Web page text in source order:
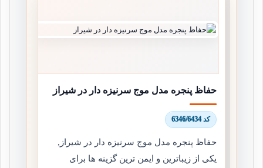
حفاظ پنجره مدل موج سرنیزه دار در شیراز
کد 6346/6434
حفاظ پنجره مدل موج سرنیزه دار در شیراز,
یکی از زیباترین و ایمن ترین گزینه ها برای